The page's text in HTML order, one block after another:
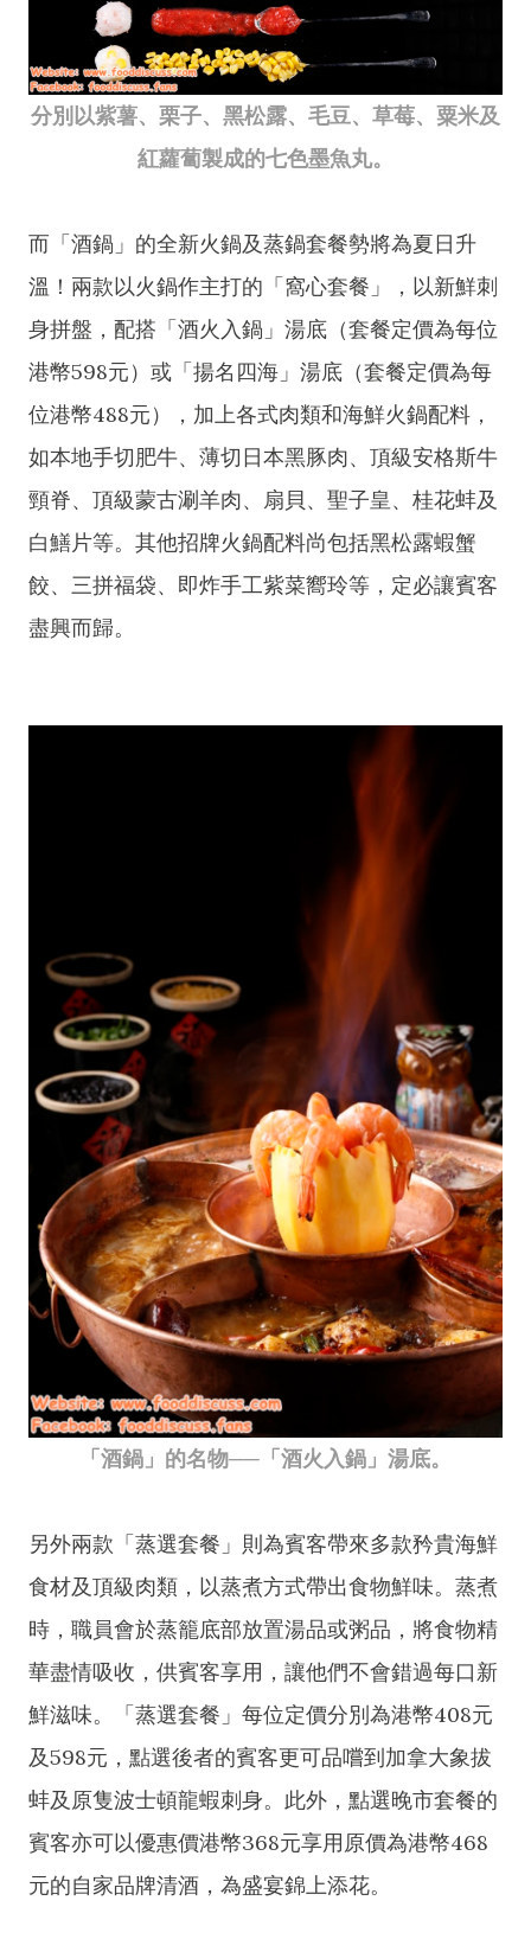
分別以紫薯、栗子、黑松露、毛豆、草莓、粟米及
紅蘿蔔製成的七色墨魚丸。
而「酒鍋」的全新火鍋及蒸鍋套餐勢將為夏日升
溫！兩款以火鍋作主打的「窩心套餐」，以新鮮刺
身拼盤，配搭「酒火入鍋」湯底（套餐定價為每位
港幣598元）或「揚名四海」湯底（套餐定價為每
位港幣488元），加上各式肉類和海鮮火鍋配料，
如本地手切肥牛、薄切日本黑豚肉、頂級安格斯牛
頸脊、頂級蒙古涮羊肉、扇貝、聖子皇、桂花蚌及
白鱔片等。其他招牌火鍋配料尚包括黑松露蝦蟹
餃、三拼福袋、即炸手工紫菜嚮玲等，定必讓賓客
盡興而歸。
「酒鍋」的名物──「酒火入鍋」湯底。
另外兩款「蒸選套餐」則為賓客帶來多款矜貴海鮮
食材及頂級肉類，以蒸煮方式帶出食物鮮味。蒸煮
時，職員會於蒸籠底部放置湯品或粥品，將食物精
華盡情吸收，供賓客享用，讓他們不會錯過每口新
鮮滋味。「蒸選套餐」每位定價分別為港幣408元
及598元，點選後者的賓客更可品嚐到加拿大象拔
蚌及原隻波士頓龍蝦刺身。此外，點選晚市套餐的
賓客亦可以優惠價港幣368元享用原價為港幣468
元的自家品牌清酒，為盛宴錦上添花。